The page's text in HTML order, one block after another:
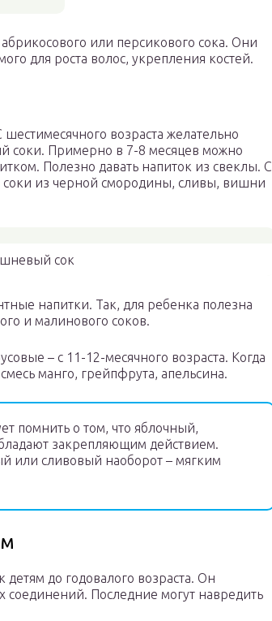
или персикового сока. Они
для роста волос, укрепления костей.
возраста желательно
соки. Примерно в 7-8 месяцев можно
Полезно давать напиток из свеклы. С
соки из черной смородины, сливы, вишни
сок
напитки. Так, для ребенка полезна
и малинового соков.
– с 11-12-месячного возраста. Когда
манго, грейпфрута, апельсина.
помнить о том, что яблочный,
закрепляющим действием.
или сливовый наоборот – мягким
до годовалого возраста. Он
соединений. Последние могут навредить